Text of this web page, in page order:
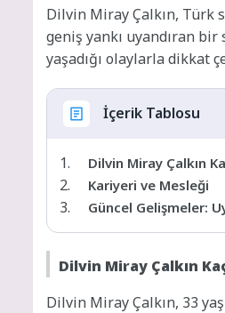
Dilvin Miray Çalkın, Türk
geniş yankı uyandıran
yaşadığı olaylarla dikkat
İçerik Tablosu
Dilvin Miray Çalkın
Kariyeri ve Mesleği
Güncel Gelişmeler:
Dilvin Miray Çalkın
Dilvin Miray Çalkın, 33